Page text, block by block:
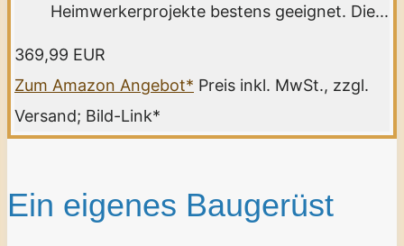
Heimwerkerprojekte bestens geeignet. Die...
369,99 EUR
Zum Amazon Angebot* Preis inkl. MwSt., zzgl.
Versand; Bild-Link*
Ein eigenes Baugerüst